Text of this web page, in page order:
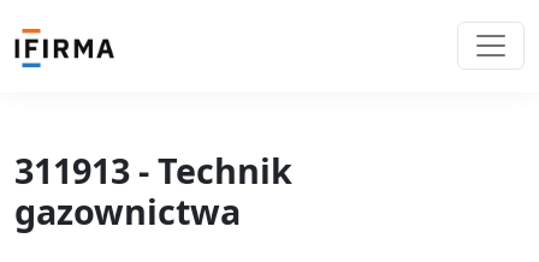
311913 - Technik
gazownictwa